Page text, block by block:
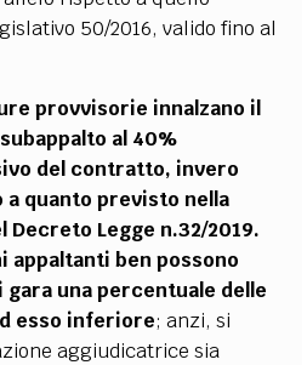
50/2016, valido fino al
provvisorie innalzano il
al 40%
del contratto, invero
quanto previsto nella
Legge n.32/2019.
appaltanti ben possono
gara una percentuale delle
esso inferiore; anzi, si
aggiudicatrice sia